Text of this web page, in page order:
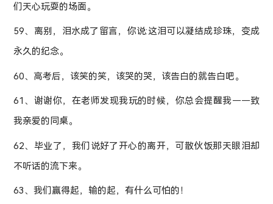
们天心玩耍的场面。
59、离别，泪水成了留言，你说:这泪可以凝结成珍珠，变成
永久的纪念。
60、高考后，该笑的笑，该哭的哭，该告白的就告白吧。
61、谢谢你，在老师发现我玩的时候，你总会提醒我——致
我亲爱的同桌。
62、毕业了，我们说好了开心的离开，可散伙饭那天眼泪却
不听话的流下来。
63、我们赢得起，输的起，有什么可怕的！